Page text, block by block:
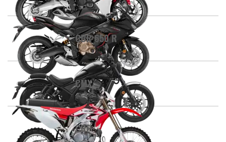
CBR 650 R
CMX
CRE